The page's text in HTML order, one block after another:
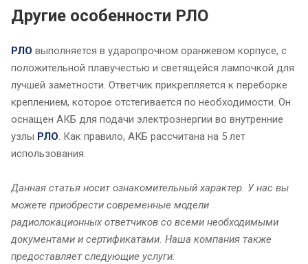
Другие особенности РЛО
РЛО выполняется в ударопрочном оранжевом корпусе, с
положительной плавучестью и светящейся лампочкой для
лучшей заметности. Ответчик прикрепляется к переборке
креплением, которое отстегивается по необходимости. Он
оснащен АКБ для подачи электроэнергии во внутренние
узлы РЛО. Как правило, АКБ рассчитана на 5 лет
использования.
Данная статья носит ознакомительный характер. У нас вы
можете приобрести современные модели
радиолокационных ответчиков со всеми необходимыми
документами и сертификатами. Наша компания также
предоставляет следующие услуги: